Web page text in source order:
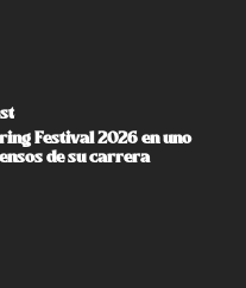
Festival 2026 en uno
de su carrera